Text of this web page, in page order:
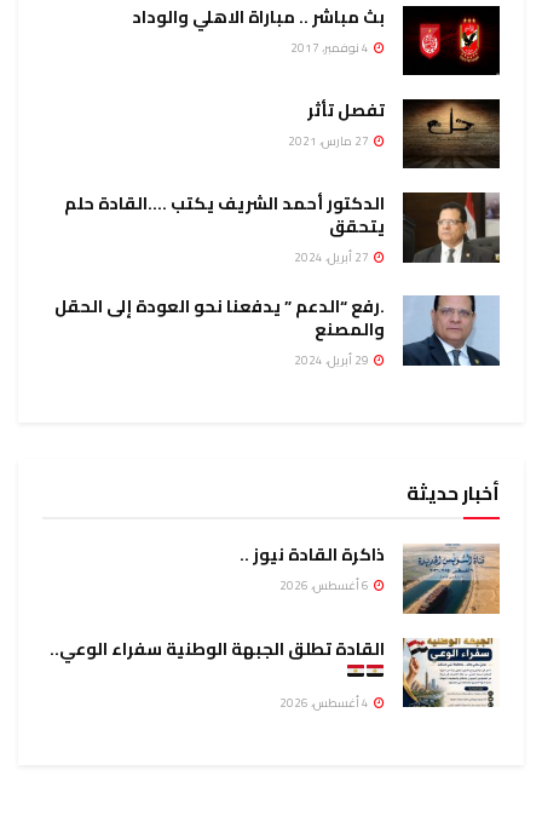
بث مباشر .. مباراة الاهلي والوداد
تفصل تأثر
الدكتور أحمد الشريف يكتب ….القادة حلم
يتحقق
.رفع “الدعم ” يدفعنا نحو العودة إلى الحقل
والمصنع
أخبار حديثة
ذاكرة القادة نيوز ..
القادة تطلق الجبهة الوطنية سفراء الوعي..